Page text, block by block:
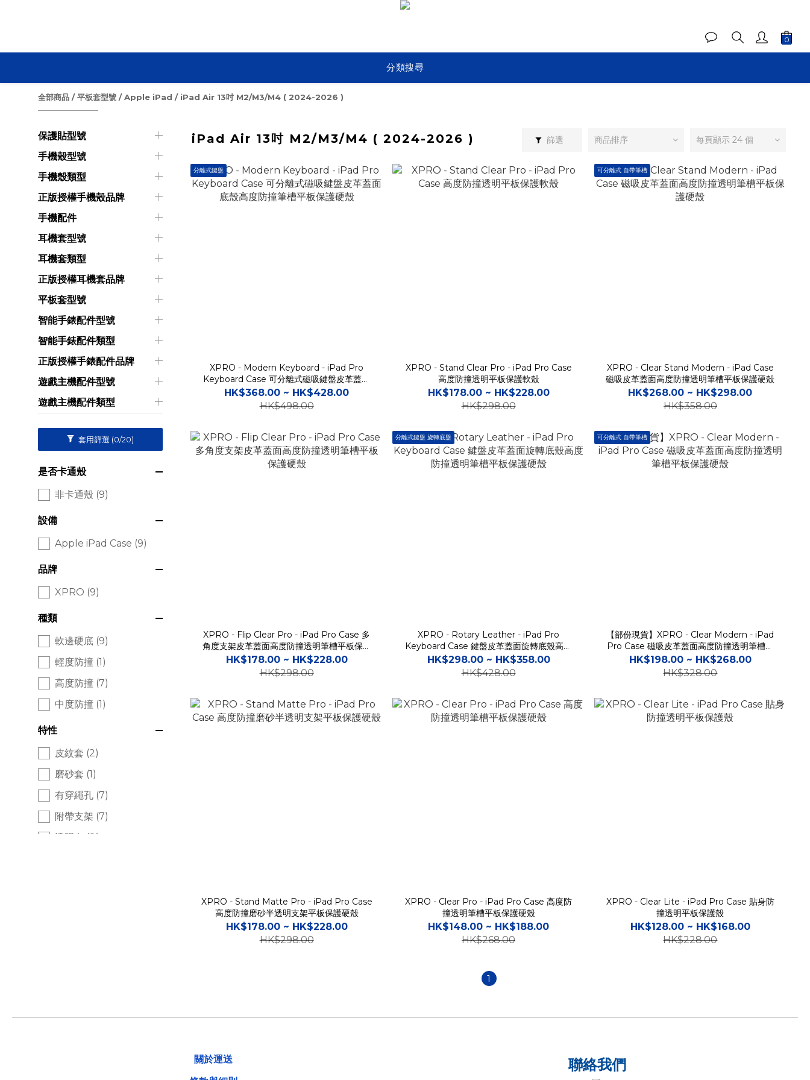
分類搜尋
全部商品 /平板套型號 /Apple iPad / iPad Air 13吋 M2/M3/M4 ( 2024-2026 )
保護貼型號
手機殼型號
手機殼類型
正版授權手機殼品牌
手機配件
耳機套型號
耳機套類型
正版授權耳機套品牌
平板套型號
智能手錶配件型號
智能手錶配件類型
正版授權手錶配件品牌
遊戲主機配件型號
遊戲主機配件類型
套用篩選 (0/20)
是否卡通殼
非卡通殼 (9)
設備
Apple iPad Case (9)
品牌
XPRO (9)
種類
軟邊硬底 (9)
輕度防撞 (1)
高度防撞 (7)
中度防撞 (1)
特性
皮紋套 (2)
磨砂套 (1)
有穿繩孔 (7)
附帶支架 (7)
透明套 (8)
iPad Air 13吋 M2/M3/M4 ( 2024-2026 ) 篩選 商品排序 每頁顯示 24 個
分離式鍵盤
XPRO - Modern Keyboard - iPad Pro
Keyboard Case 可分離式磁吸鍵盤皮革蓋面
底殼高度防撞筆槽平板保護硬殼
HK$368.00 ~ HK$428.00
HK$498.00
XPRO - Stand Clear Pro - iPad Pro Case
高度防撞透明平板保護軟殼
HK$178.00 ~ HK$228.00
HK$298.00
可分離式 自帶筆槽
XPRO - Clear Stand Modern - iPad Case
磁吸皮革蓋面高度防撞透明筆槽平板保護硬殼
HK$268.00 ~ HK$298.00
HK$358.00
XPRO - Flip Clear Pro - iPad Pro Case 多
角度支架皮革蓋面高度防撞透明筆槽平板保護
硬殼
HK$178.00 ~ HK$228.00
HK$298.00
分離式鍵盤 旋轉底盤
XPRO - Rotary Leather - iPad Pro
Keyboard Case 鍵盤皮革蓋面旋轉底殼高度
防撞透明筆槽平板保護硬殼
HK$298.00 ~ HK$358.00
HK$428.00
可分離式 自帶筆槽
【部份現貨】XPRO - Clear Modern - iPad
Pro Case 磁吸皮革蓋面高度防撞透明筆槽平
板保護硬殼
HK$198.00 ~ HK$268.00
HK$328.00
XPRO - Stand Matte Pro - iPad Pro Case
高度防撞磨砂半透明支架平板保護硬殼
HK$178.00 ~ HK$228.00
HK$298.00
XPRO - Clear Pro - iPad Pro Case 高度防
撞透明筆槽平板保護硬殼
HK$148.00 ~ HK$188.00
HK$268.00
XPRO - Clear Lite - iPad Pro Case 貼身防
撞透明平板保護殼
HK$128.00 ~ HK$168.00
HK$228.00
1
關於運送
聯絡我們